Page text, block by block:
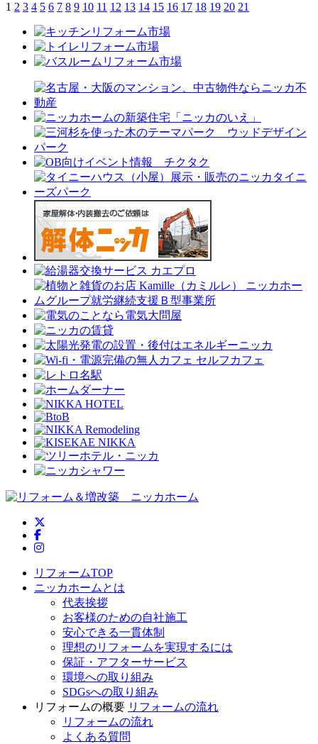
1 2 3 4 5 6 7 8 9 10 11 12 13 14 15 16 17 18 19 20 21
ニッカホーム公式Facebook
ニッカホーム公式Instagram
リフォームTOP
ニッカホームとは
代表挨拶
お客様のための自社施工
安心できる一貫体制
理想のリフォームを実現するには
保証・アフターサービス
環境への取り組み
SDGsへの取り組み
リフォームの概要 リフォームの流れ
リフォームの流れ
よくある質問